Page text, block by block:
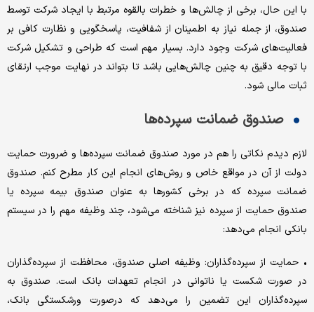
با این حال، برخی از چالش‌ها و خطرات بالقوه مرتبط با ایجاد شرکت توسط
صندوق، از جمله نیاز به اطمینان از شفافیت، پاسخگویی و نظارت کافی بر
فعالیت‌های شرکت وجود دارد. بسیار مهم است که طراحی و تشکیل شرکت
با توجه دقیق به چنین چالش‌هایی باشد تا بتواند در نهایت موجب ارتقای
ثبات مالی شود.
صندوق ضمانت سپرده‌ها
لازم دیدم نکاتی را هم در مورد صندوق ضمانت سپرده‌ها و ضرورت حمایت
دولت از آن در مواقع خاص و روش‌های انجام این کار مطرح کنم. صندوق
ضمانت سپرده که در برخی کشورها به عنوان صندوق بیمه سپرده یا
صندوق حمایت از سپرده نیز شناخته می‌شود، چند وظیفه مهم را در سیستم
بانکی انجام می‌دهد:
• حمایت از سپرده‌گذاران: وظیفه اصلی صندوق، محافظت از سپرده‌گذاران
در صورت شکست یا ناتوانی در انجام تعهدات بانک است. صندوق به
سپرده‌گذاران این تضمین را می‌دهد که درصورت ورشکستگی بانک،